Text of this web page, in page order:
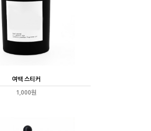
여백 스티커
1,000원